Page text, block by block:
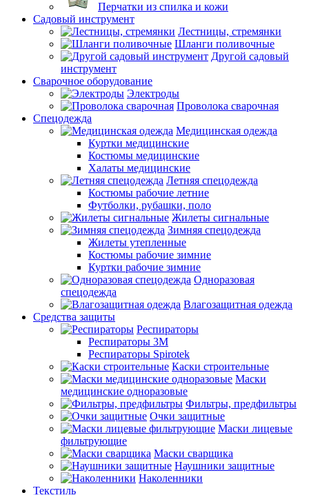
Перчатки из спилка и кожи
Садовый инструмент
Лестницы, стремянки
Шланги поливочные
Другой садовый
инструмент
Сварочное оборудование
Электроды
Проволока сварочная
Спецодежда
Медицинская одежда
Куртки медицинские
Костюмы медицинские
Халаты медицинские
Летняя спецодежда
Костюмы рабочие летние
Футболки, рубашки, поло
Жилеты сигнальные
Зимняя спецодежда
Жилеты утепленные
Костюмы рабочие зимние
Куртки рабочие зимние
Одноразовая
спецодежда
Влагозащитная одежда
Средства защиты
Респираторы
Респираторы 3М
Респираторы Spirotek
Каски строительные
Маски
медицинские одноразовые
Фильтры, предфильтры
Очки защитные
Маски лицевые
фильтрующие
Маски сварщика
Наушники защитные
Наколенники
Текстиль